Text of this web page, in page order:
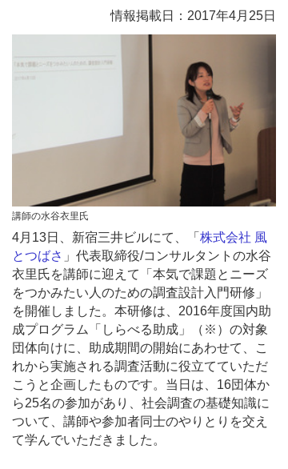
情報掲載日：2017年4月25日
講師の水谷衣里氏
4月13日、新宿三井ビルにて、「 株式会社 風
とつばさ 」代表取締役/コンサルタントの水谷
衣里氏を講師に迎えて「本気で課題とニーズ
をつかみたい人のための調査設計入門研修」
を開催しました。本研修は、2016年度国内助
成プログラム「しらべる助成」（※）の対象
団体向けに、助成期間の開始にあわせて、こ
れから実施される調査活動に役立てていただ
こうと企画したものです。当日は、16団体か
ら25名の参加があり、社会調査の基礎知識に
ついて、講師や参加者同士のやりとりを交え
て学んでいただきました。